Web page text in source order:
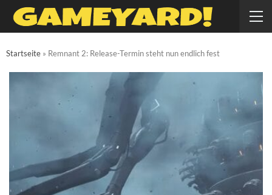
Startseite » Remnant 2: Release-Termin steht nun endlich fest